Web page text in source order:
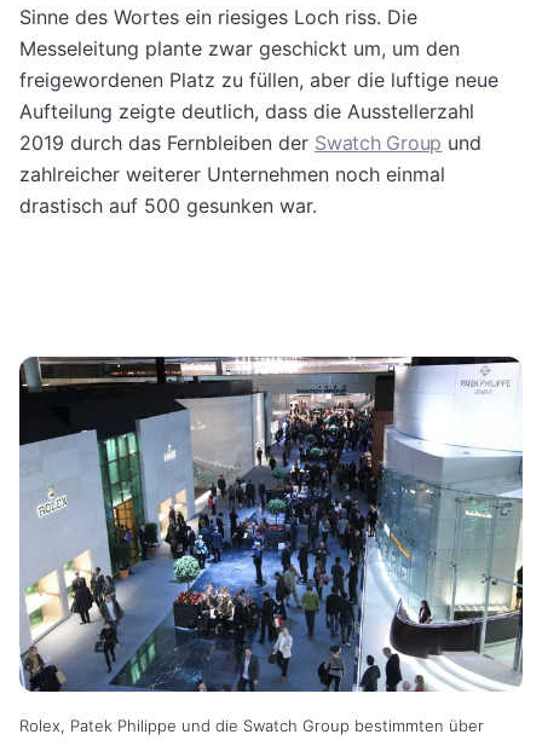
Sinne des Wortes ein riesiges Loch riss. Die
Messeleitung plante zwar geschickt um, um den
freigewordenen Platz zu füllen, aber die luftige neue
Aufteilung zeigte deutlich, dass die Ausstellerzahl
2019 durch das Fernbleiben der Swatch Group und
zahlreicher weiterer Unternehmen noch einmal
drastisch auf 500 gesunken war.
Rolex, Patek Philippe und die Swatch Group bestimmten über